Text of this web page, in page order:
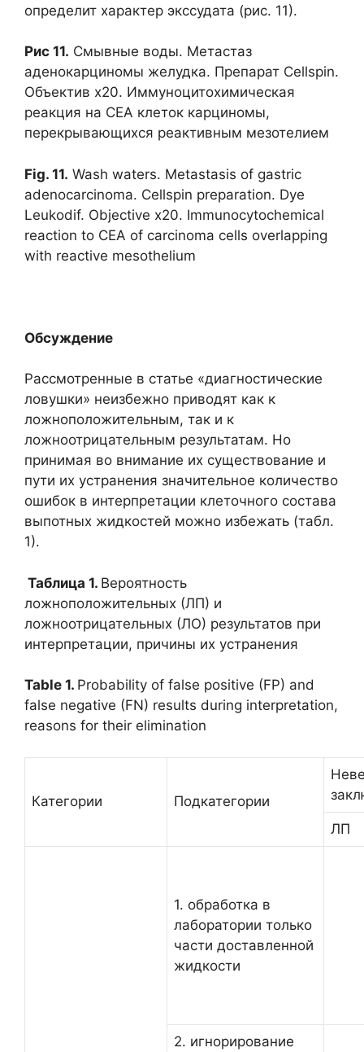
определит характер экссудата (рис. 11).
Рис 11. Смывные воды. Метастаз
аденокарциномы желудка. Препарат Cellspin.
Объектив х20. Иммуноцитохимическая
реакция на СЕА клеток карциномы,
перекрывающихся реактивным мезотелием
Fig. 11. Wash waters. Metastasis of gastric
adenocarcinoma. Cellspin preparation. Dye
Leukodif. Objective x20. Immunocytochemical
reaction to CEA of carcinoma cells overlapping
with reactive mesothelium
Обсуждение
Рассмотренные в статье «диагностические
ловушки» неизбежно приводят как к
ложноположительным, так и к
ложноотрицательным результатам. Но
принимая во внимание их существование и
пути их устранения значительное количество
ошибок в интерпретации клеточного состава
выпотных жидкостей можно избежать (табл.
1).
Таблица 1. Вероятность
ложноположительных (ЛП) и
ложноотрицательных (ЛО) результатов при
интерпретации, причины их устранения
Table 1. Probability of false positive (FP) and
false negative (FN) results during interpretation,
reasons for their elimination
Категории Подкатегории
ЛП
1. обработка в
лаборатории только
части доставленной
жидкости
2. игнорирование